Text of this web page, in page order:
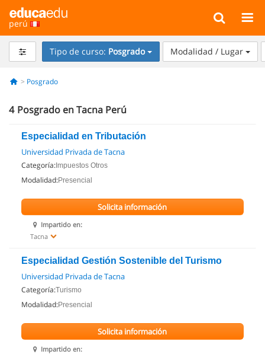
perú
Tipo de curso: Posgrado Modalidad / Lugar
Posgrado
4 Posgrado en Tacna Perú
Especialidad en Tributación
Universidad Privada de Tacna
Categoría: Impuestos Otros
Modalidad:Presencial
Impartido en:
Tacna
Solicita información
Especialidad Gestión Sostenible del Turismo
Universidad Privada de Tacna
Categoría:Turismo
Modalidad:Presencial
Impartido en:
Solicita información